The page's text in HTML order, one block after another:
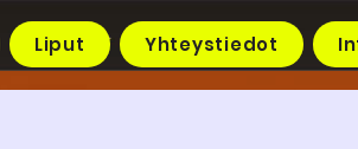
Liput Yhteystiedot